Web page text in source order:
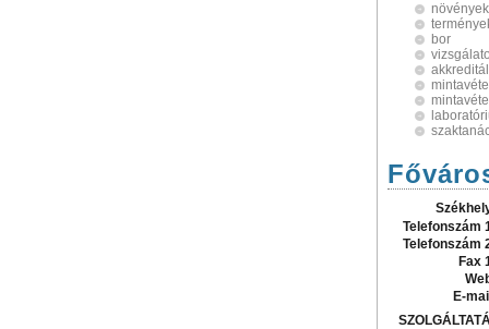
növények
bor
Telefonszám
Telefonszám
Fax
E-